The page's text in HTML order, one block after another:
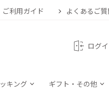
ログ
キング ギフト・その他
ご利用ガイド よくあるご